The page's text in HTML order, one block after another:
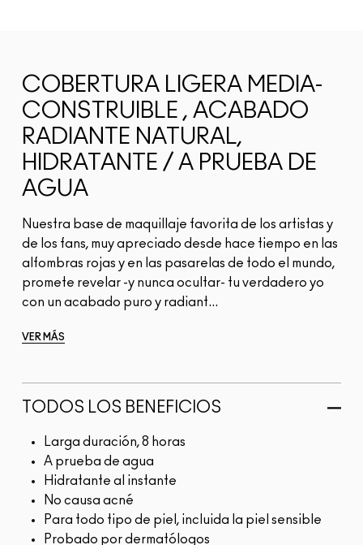
COBERTURA LIGERA MEDIA-
CONSTRUIBLE , ACABADO
RADIANTE NATURAL,
HIDRATANTE / A PRUEBA DE
AGUA
Nuestra base de maquillaje favorita de los artistas y
de los fans, muy apreciado desde hace tiempo en las
alfombras rojas y en las pasarelas de todo el mundo,
promete revelar -y nunca ocultar- tu verdadero yo
con un acabado puro y radiant...
VER MÁS
TODOS LOS BENEFICIOS
Larga duración, 8 horas
A prueba de agua
Hidratante al instante
No causa acné
Para todo tipo de piel, incluida la piel sensible
Probado por dermatólogos